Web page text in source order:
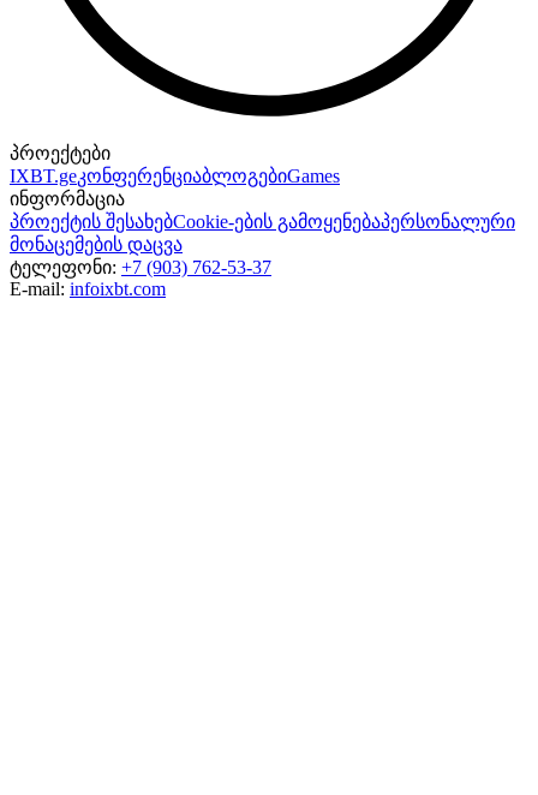
პროექტები
IXBT.geკონფერენციაბლოგებიGames
ინფორმაცია
პროექტის შესახებCookie-ების გამოყენებაპერსონალური
მონაცემების დაცვა
ტელეფონი: +7 (903) 762-53-37
E-mail: infoixbt.com